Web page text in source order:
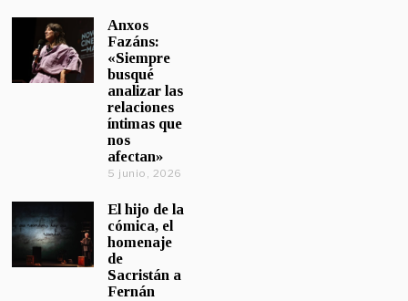
Anxos
Fazáns:
«Siempre
busqué
analizar las
relaciones
íntimas que
nos
afectan»
5 junio, 2026
El hijo de la
cómica, el
homenaje
de
Sacristán a
Fernán